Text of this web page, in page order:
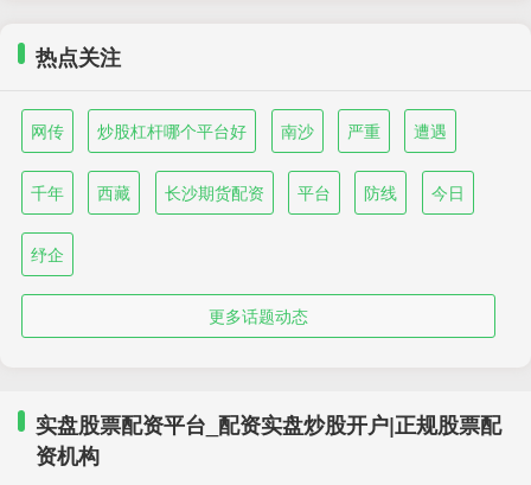
热点关注
网传 炒股杠杆哪个平台好 南沙 严重 遭遇
千年 西藏 长沙期货配资 平台 防线 今日
纾企
更多话题动态
实盘股票配资平台_配资实盘炒股开户|正规股票配
资机构